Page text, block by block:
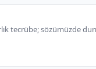
tecrübe; sözümüzde